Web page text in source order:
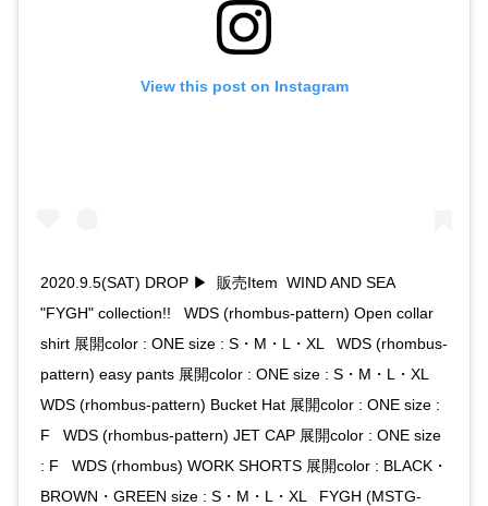
View this post on Instagram
2020.9.5(SAT) DROP ▶︎ 販売Item WIND AND SEA
"FYGH" collection!! WDS (rhombus-pattern) Open collar
shirt 展開color : ONE size : S・M・L・XL WDS (rhombus-
pattern) easy pants 展開color : ONE size : S・M・L・XL
WDS (rhombus-pattern) Bucket Hat 展開color : ONE size :
F WDS (rhombus-pattern) JET CAP 展開color : ONE size
: F WDS (rhombus) WORK SHORTS 展開color : BLACK・
BROWN・GREEN size : S・M・L・XL FYGH (MSTG-